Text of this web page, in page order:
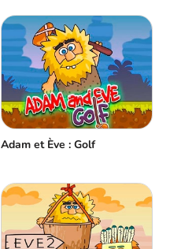
Adam et Ève : Golf